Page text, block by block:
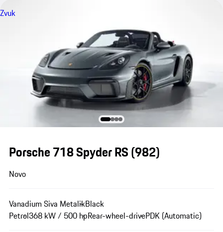
Zvuk
Porsche 718 Spyder RS(982)
Novo
Vanadium Siva MetalikBlack
Petrol368 kW / 500 hpRear-wheel-drivePDK (Automatic)